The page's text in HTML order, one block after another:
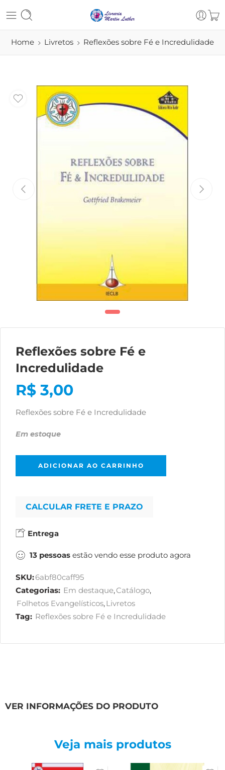
Home Livretos Reflexões sobre Fé e Incredulidade
Reflexões sobre Fé e
Incredulidade
R$ 3,00
Reflexões sobre Fé e Incredulidade
Em estoque
ADICIONAR AO CARRINHO
CALCULAR FRETE E PRAZO
Entrega
13 pessoas estão vendo esse produto agora
SKU:6abf80caff95
Categorias: Em destaque,Catálogo,
Folhetos Evangelísticos,Livretos
Tag: Reflexões sobre Fé e Incredulidade
VER INFORMAÇÕES DO PRODUTO
Veja mais produtos